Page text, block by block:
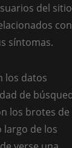
del sitio
síntomas.
los datos
de
los brotes de
largo de los